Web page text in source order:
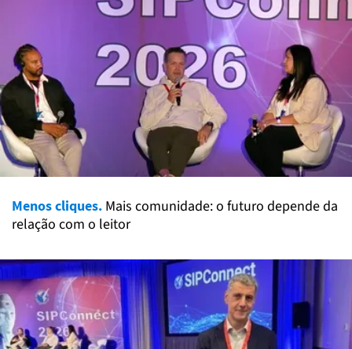
Menos cliques. Mais comunidade: o futuro depende da
relação com o leitor